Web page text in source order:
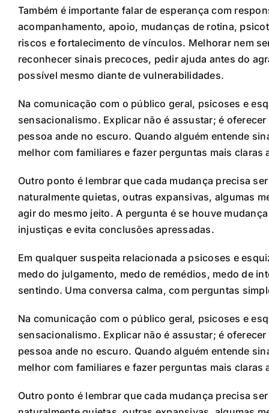
Também é importante falar de esperança com
acompanhamento, apoio, mudanças de rotina,
riscos e fortalecimento de vínculos. Melhorar nem
reconhecer sinais precoces, pedir ajuda antes do
possível mesmo diante de vulnerabilidades.
Na comunicação com o público geral, psicoses e
sensacionalismo. Explicar não é assustar; é
pessoa ande no escuro. Quando alguém entende
melhor com familiares e fazer perguntas mais claras
Outro ponto é lembrar que cada mudança precisa
naturalmente quietas, outras expansivas, algumas
agir do mesmo jeito. A pergunta é se houve
injustiças e evita conclusões apressadas.
Em qualquer suspeita relacionada a psicoses e
medo do julgamento, medo de remédios, medo de
sentindo. Uma conversa calma, com perguntas
Na comunicação com o público geral, psicoses e
sensacionalismo. Explicar não é assustar; é
pessoa ande no escuro. Quando alguém entende
melhor com familiares e fazer perguntas mais claras
Outro ponto é lembrar que cada mudança precisa